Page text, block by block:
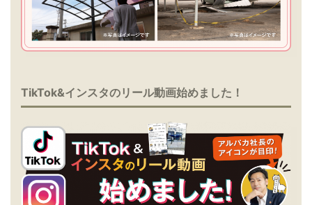
TikTok&インスタのリール動画始めました！